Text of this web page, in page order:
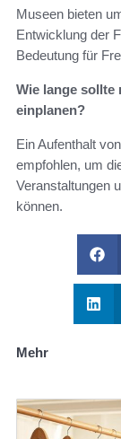
Museen bieten
Entwicklung der
Bedeutung für
Wie lange sollte
einplanen?
Ein Aufenthalt
empfohlen, um
Veranstaltungen
können.
Mehr